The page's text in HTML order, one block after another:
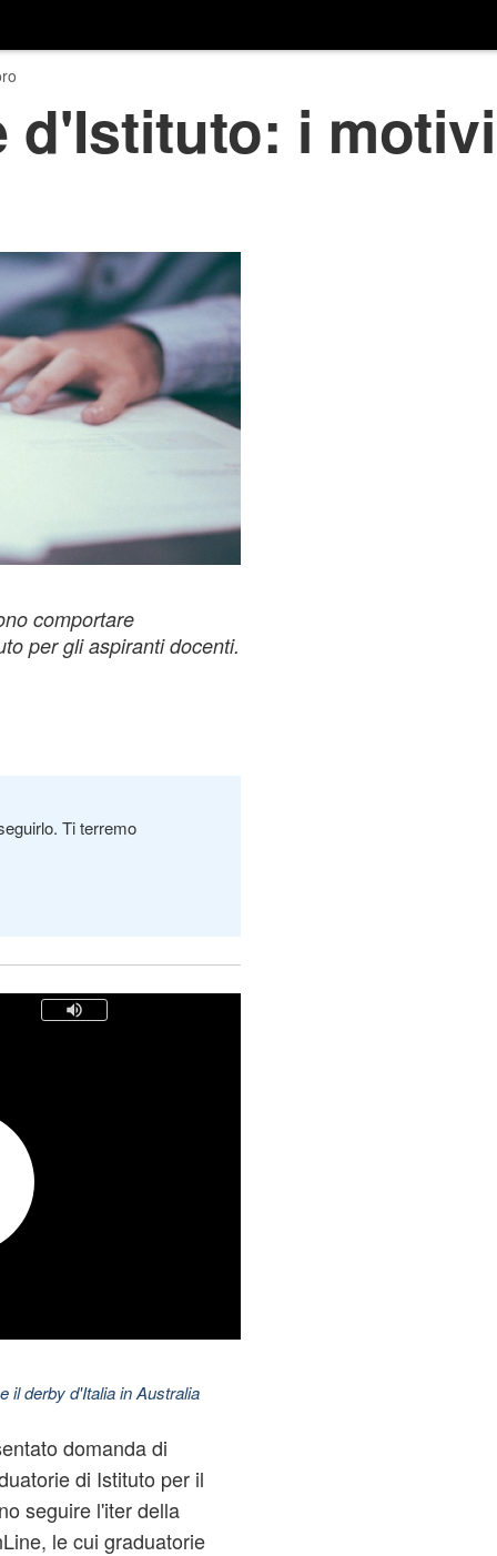
d'Istituto: i
comportare
per gli aspiranti docenti.
Ti terremo
il derby d'Italia in Australia
domanda di
di Istituto per il
seguire l'iter della
le cui graduatorie